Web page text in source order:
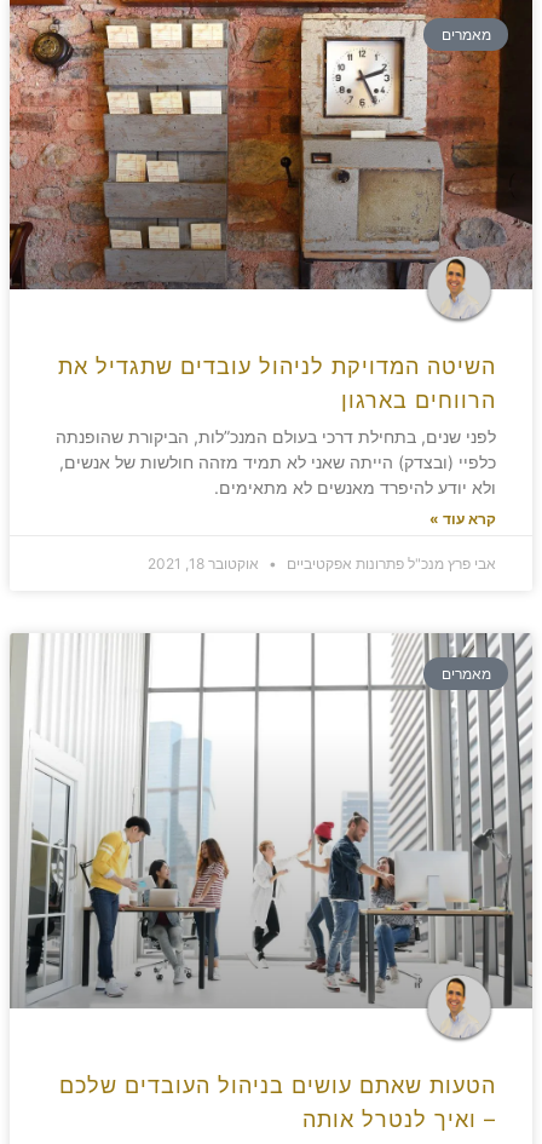
מאמרים
השיטה המדויקת לניהול עובדים שתגדיל את
הרווחים בארגון
לפני שנים, בתחילת דרכי בעולם המנכ”לות, הביקורת שהופנתה
כלפיי (ובצדק) הייתה שאני לא תמיד מזהה חולשות של אנשים,
ולא יודע להיפרד מאנשים לא מתאימים.
קרא עוד »
אבי פרץ מנכ"ל פתרונות אפקטיביים אוקטובר 18, 2021
מאמרים
הטעות שאתם עושים בניהול העובדים שלכם
– ואיך לנטרל אותה